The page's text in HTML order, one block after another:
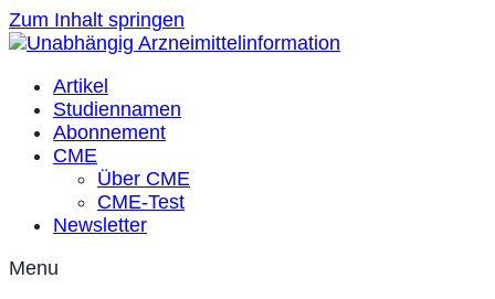
Zum Inhalt springen
Artikel
Studiennamen
Abonnement
CME
Über CME
CME-Test
Newsletter
Menu